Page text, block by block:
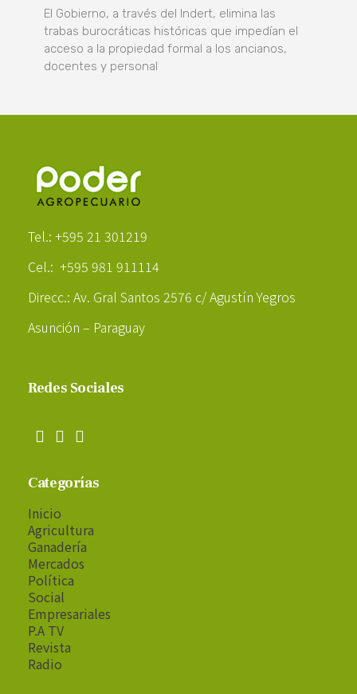
El Gobierno, a través del Indert, elimina las
trabas burocráticas históricas que impedían el
acceso a la propiedad formal a los ancianos,
docentes y personal
Tel.: +595 21 301219
Cel.: +595 981 911114
Direcc.: Av. Gral Santos 2576 c/ Agustín Yegros
Asunción – Paraguay
Redes Sociales
Categorías
Inicio
Agricultura
Ganadería
Mercados
Política
Social
Empresariales
P.A TV
Revista
Radio